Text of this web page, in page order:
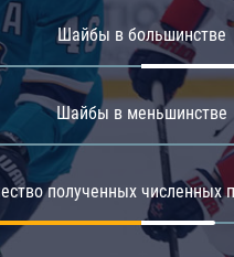
Амур
Барыс
Салават Юлаев
Шайбы в большинстве
Шайбы в меньшинстве
полученных численных